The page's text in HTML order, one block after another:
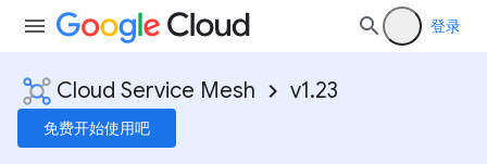
登录
Cloud Service Mesh v1.23
免费开始使用吧